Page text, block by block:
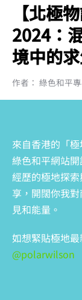
【北極
2024：
境中的
作者： 綠色和平
來自香港的「
綠色和平網站
經歷的極地探
享，開闊你我
見和能量。
如想緊貼極地
@polarwilson